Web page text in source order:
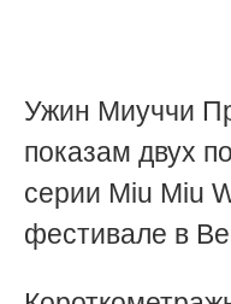
Ужин Миуччи
показам двух
серии Miu Miu
фестивале в